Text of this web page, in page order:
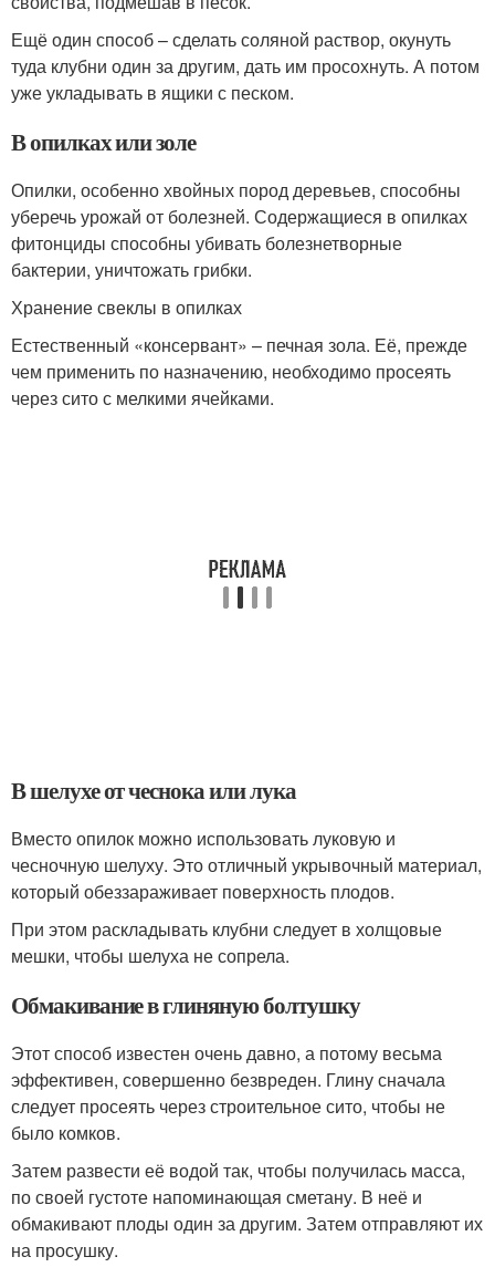
Ещё один способ – сделать соляной раствор, окунуть
туда клубни один за другим, дать им просохнуть. А потом
уже укладывать в ящики с песком.
В опилках или золе
Опилки, особенно хвойных пород деревьев, способны
уберечь урожай от болезней. Содержащиеся в опилках
фитонциды способны убивать болезнетворные
бактерии, уничтожать грибки.
Хранение свеклы в опилках
Естественный «консервант» – печная зола. Её, прежде
чем применить по назначению, необходимо просеять
через сито с мелкими ячейками.
В шелухе от чеснока или лука
Вместо опилок можно использовать луковую и
чесночную шелуху. Это отличный укрывочный материал,
который обеззараживает поверхность плодов.
При этом раскладывать клубни следует в холщовые
мешки, чтобы шелуха не сопрела.
Обмакивание в глиняную болтушку
Этот способ известен очень давно, а потому весьма
эффективен, совершенно безвреден. Глину сначала
следует просеять через строительное сито, чтобы не
было комков.
Затем развести её водой так, чтобы получилась масса,
по своей густоте напоминающая сметану. В неё и
обмакивают плоды один за другим. Затем отправляют их
на просушку.